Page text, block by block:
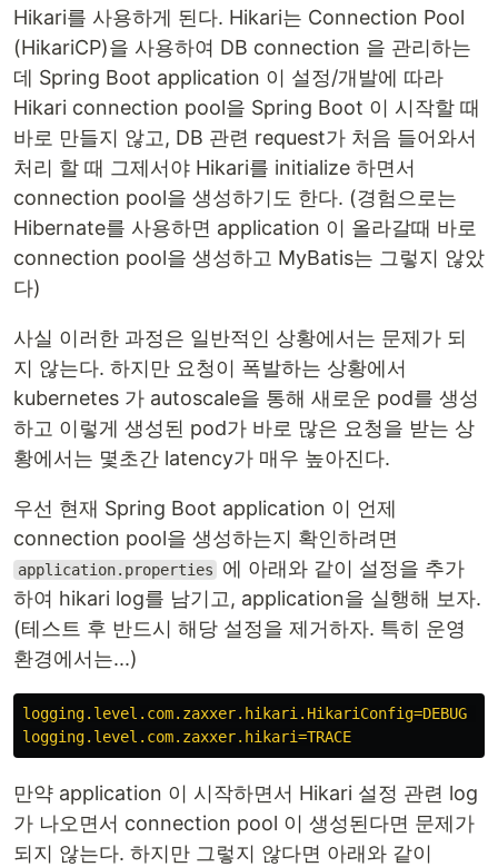
Hikari를 사용하게 된다. Hikari는 Connection Pool
(HikariCP)을 사용하여 DB connection 을 관리하는
데 Spring Boot application 이 설정/개발에 따라
Hikari connection pool을 Spring Boot 이 시작할 때
바로 만들지 않고, DB 관련 request가 처음 들어와서
처리 할 때 그제서야 Hikari를 initialize 하면서
connection pool을 생성하기도 한다. (경험으로는
Hibernate를 사용하면 application 이 올라갈때 바로
connection pool을 생성하고 MyBatis는 그렇지 않았
다)
사실 이러한 과정은 일반적인 상황에서는 문제가 되
지 않는다. 하지만 요청이 폭발하는 상황에서
kubernetes 가 autoscale을 통해 새로운 pod를 생성
하고 이렇게 생성된 pod가 바로 많은 요청을 받는 상
황에서는 몇초간 latency가 매우 높아진다.
우선 현재 Spring Boot application 이 언제
connection pool을 생성하는지 확인하려면
application.properties
에 아래와 같이 설정을 추가
하여 hikari log를 남기고, application을 실행해 보자.
(테스트 후 반드시 해당 설정을 제거하자. 특히 운영
환경에서는...)
logging.level.com.zaxxer.hikari.HikariConfig=DEBUG
logging.level.com.zaxxer.hikari=TRACE
만약 application 이 시작하면서 Hikari 설정 관련 log
가 나오면서 connection pool 이 생성된다면 문제가
되지 않는다. 하지만 그렇지 않다면 아래와 같이